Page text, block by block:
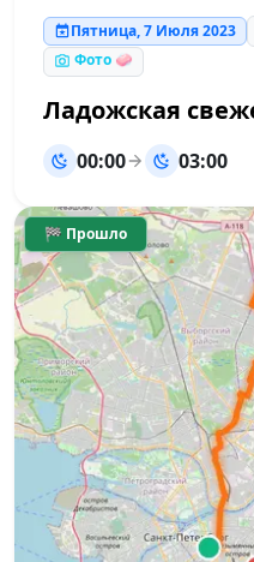
Пятница, 7 Июля 2023
Фото 🧼
Ладожская
00:00 03:00
🏁 Прошло